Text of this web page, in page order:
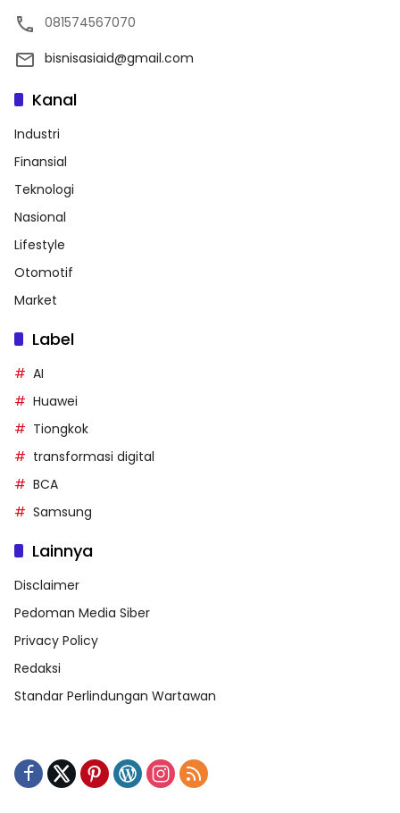
081574567070
bisnisasiaid@gmail.com
Kanal
Industri
Finansial
Teknologi
Nasional
Lifestyle
Otomotif
Market
Label
AI
Huawei
Tiongkok
transformasi digital
BCA
Samsung
Lainnya
Disclaimer
Pedoman Media Siber
Privacy Policy
Redaksi
Standar Perlindungan Wartawan